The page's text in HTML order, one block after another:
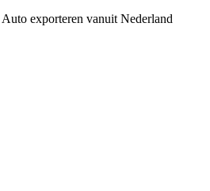
Auto exporteren vanuit Nederland